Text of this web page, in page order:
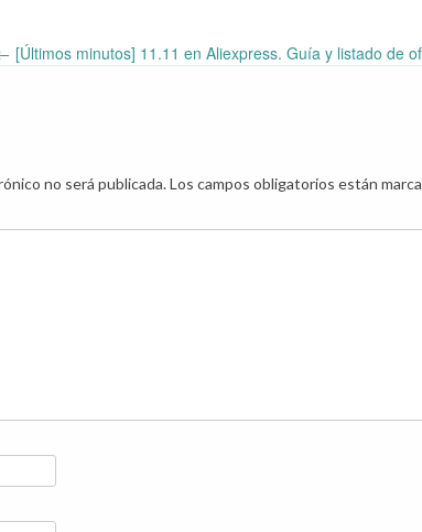
[Últimos minutos] 11.11 en Aliexpress. Guía y listado de
no será publicada.Los campos obligatorios están